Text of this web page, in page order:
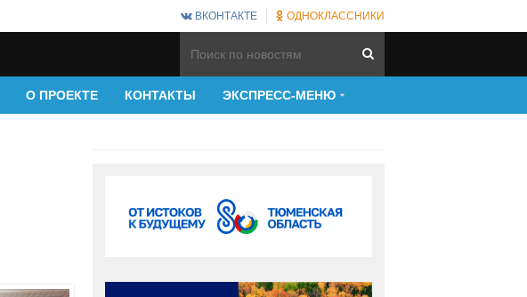
ВКОНТАКТЕ ОДНОКЛАССНИКИ
О ПРОЕКТЕ КОНТАКТЫ ЭКСПРЕСС-МЕНЮ